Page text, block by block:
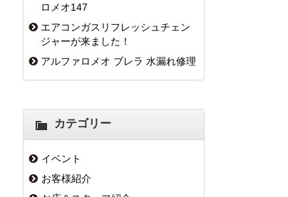
ロメオ147
エアコンガスリフレッシュチェン
ジャーが来ました！
アルファロメオ ブレラ 水漏れ修理
カテゴリー
イベント
お客様紹介